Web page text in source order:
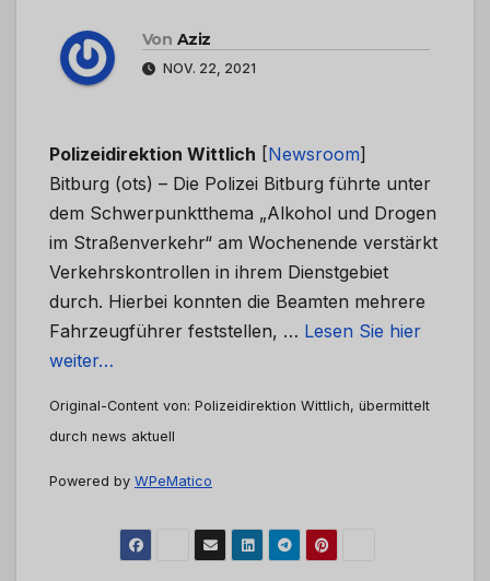
Von Aziz
NOV. 22, 2021
Polizeidirektion Wittlich [Newsroom]
Bitburg (ots) – Die Polizei Bitburg führte unter
dem Schwerpunktthema „Alkohol und Drogen
im Straßenverkehr“ am Wochenende verstärkt
Verkehrskontrollen in ihrem Dienstgebiet
durch. Hierbei konnten die Beamten mehrere
Fahrzeugführer feststellen, … Lesen Sie hier
weiter…
Original-Content von: Polizeidirektion Wittlich, übermittelt
durch news aktuell
Powered by WPeMatico